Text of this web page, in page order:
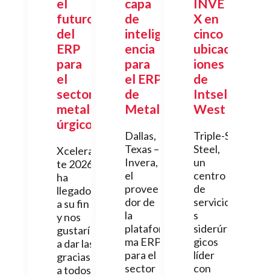
el
futuro
del
ERP
para
el
sector
metal
úrgico
Xcelera
te 2026
ha
llegado
a su fin
y nos
gustarí
a dar las
gracias
a todos
capa
de
intelig
encia
para
el ERP
de
Metal
Dallas,
Texas –
Invera,
el
provee
dor de
la
platafor
ma ERP
para el
sector
INVE
X en
cinco
ubicac
iones
de
Intsel
West
Triple-S
Steel,
un
centro
de
servicio
s
siderúr
gicos
líder
con